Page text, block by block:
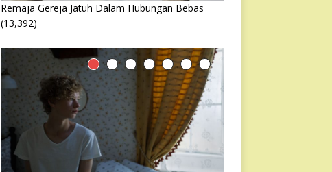
Remaja Gereja Jatuh Dalam Hubungan Bebas
(13,392)